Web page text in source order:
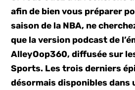
afin de bien vous préparer
saison de la NBA, ne
que la version podcast de
AlleyOop360, diffusée sur
Sports. Les trois derniers
désormais disponibles dans